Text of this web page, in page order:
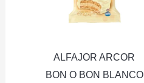
ALFAJOR ARCOR
BON O BON BLANCO